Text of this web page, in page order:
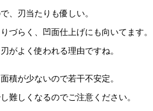
、刃当たりも優しい。
づらく、凹面仕上げにも向いてます。
がよく使われる理由ですね。
積が少ないので若干不安定。
難しくなるのでご注意ください。